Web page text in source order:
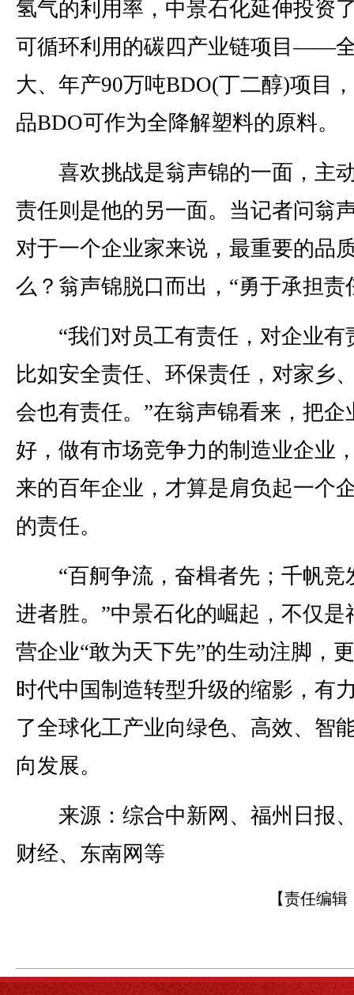
氢气的利用率，中景石化延伸投资
可循环利用的碳四产业链项目——
大、年产90万吨BDO(丁二醇)项目
品BDO可作为全降解塑料的原料。
喜欢挑战是翁声锦的一面，主
责任则是他的另一面。当记者问翁
对于一个企业家来说，最重要的品
么？翁声锦脱口而出，“勇于承担责
“我们对员工有责任，对企业有
比如安全责任、环保责任，对家乡
会也有责任。”在翁声锦看来，把企
好，做有市场竞争力的制造业企业
来的百年企业，才算是肩负起一个
的责任。
“百舸争流，奋楫者先；千帆竞
进者胜。”中景石化的崛起，不仅是
营企业“敢为天下先”的生动注脚，
时代中国制造转型升级的缩影，有
了全球化工产业向绿色、高效、智
向发展。
来源：综合中新网、福州日报
财经、东南网等
【责任编辑